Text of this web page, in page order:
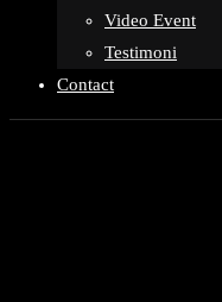
Video Event
Testimoni
Contact